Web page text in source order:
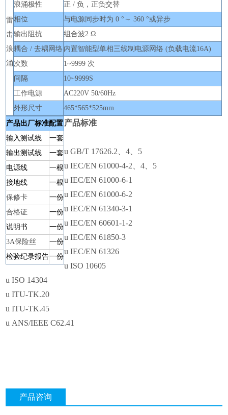
雷
击
浪
涌
浪涌极性
正 / 负，正负交替
相位
与电源同步时为 0 °～ 360 °或异步
输出阻抗
组合波2 Ω
耦合 / 去耦网络 内置智能型单相三线制电源网络 (负载电流16A)
次数
1~9999 次
间隔
10~9999S
工作电源
AC220V 50/60Hz
外形尺寸
465*565*525mm
产品出厂标准配置
输入测试线
一套
输出测试线
一套
电源线
一根
接地线
一根
保修卡
一份
合格证
一份
说明书
一份
3A保险丝
一份
检验纪录报告一份
产品标准
uGB/T 17626.2、4、5
uIEC/EN 61000-4-2、4、5
uIEC/EN 61000-6-1
uIEC/EN 61000-6-2
uIEC/EN 61340-3-1
uIEC/EN 60601-1-2
uIEC/EN 61850-3
uIEC/EN 61326
uISO 10605
uISO 14304
uITU-TK.20
uITU-TK.45
uANS/IEEE C62.41
产品咨询